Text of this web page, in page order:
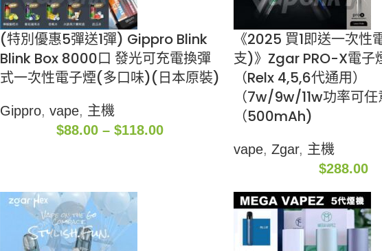
(特別優惠5彈送1彈) Gippro Blink
Blink Box 8000口 發光可充電換彈
式一次性電子煙(多口味)(日本原裝)
Gippro, vape, 主機
$88.00 – $118.00
《2025 買1即送一次性
支)》Zgar PRO-X電子
（Relx 4,5,6代通用）
（7w/9w/11w功率可任
（500mAh)
vape, Zgar, 主機
$288.00